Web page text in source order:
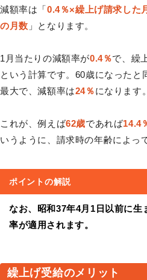
減額率は「0.4％×繰上げ請求した
の月数 」となります。
1月当たりの減額率が0.4％で、繰
という計算です。60歳になったと
最大で、減額率は24％になります。
これが、例えば62歳であれば14.4
いうように、請求時の年齢によっ
ポイントの解説
なお、昭和37年4月1日以前に
率が適用されます。
繰上げ受給のメリット